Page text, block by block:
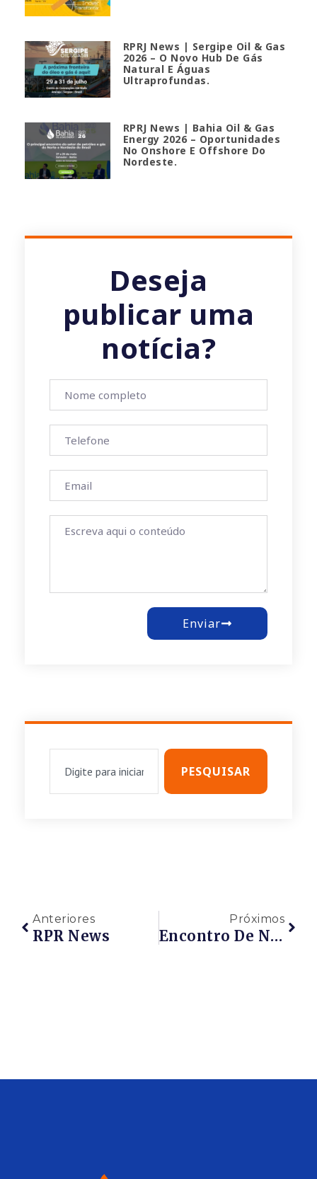
RPRJ News | Sergipe Oil & Gas
2026 – O Novo Hub De Gás
Natural E Águas
Ultraprofundas.
RPRJ News | Bahia Oil & Gas
Energy 2026 – Oportunidades
No Onshore E Offshore Do
Nordeste.
Deseja
publicar uma
notícia?
Enviar
PESQUISAR
Anteriores
RPR News
Próximos
Encontro De Negócios Maricá 2019